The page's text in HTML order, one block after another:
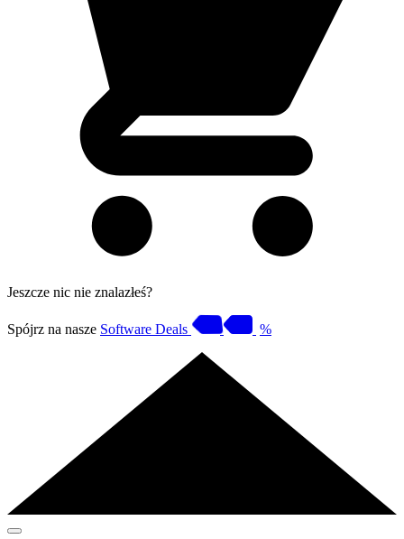
Jeszcze nic nie znalazłeś?
Spójrz na nasze Software Deals %